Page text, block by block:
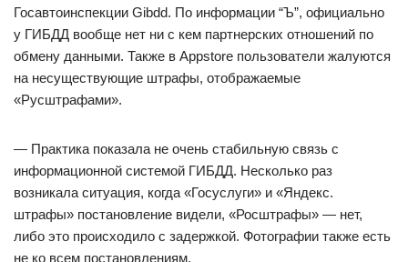
Госавтоинспекции Gibdd. По информации “Ъ”, официально
у ГИБДД вообще нет ни с кем партнерских отношений по
обмену данными. Также в Appstore пользователи жалуются
на несуществующие штрафы, отображаемые
«Русштрафами».
— Практика показала не очень стабильную связь с
информационной системой ГИБДД. Несколько раз
возникала ситуация, когда «Госуслуги» и «Яндекс.
штрафы» постановление видели, «Росштрафы» — нет,
либо это происходило с задержкой. Фотографии также есть
не ко всем постановлениям.